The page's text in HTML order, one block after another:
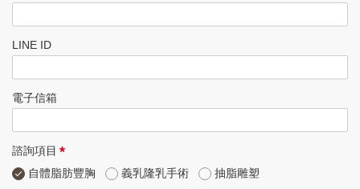
LINE ID
電子信箱
諮詢項目 *
自體脂肪豐胸 義乳隆乳手術
抽脂雕塑